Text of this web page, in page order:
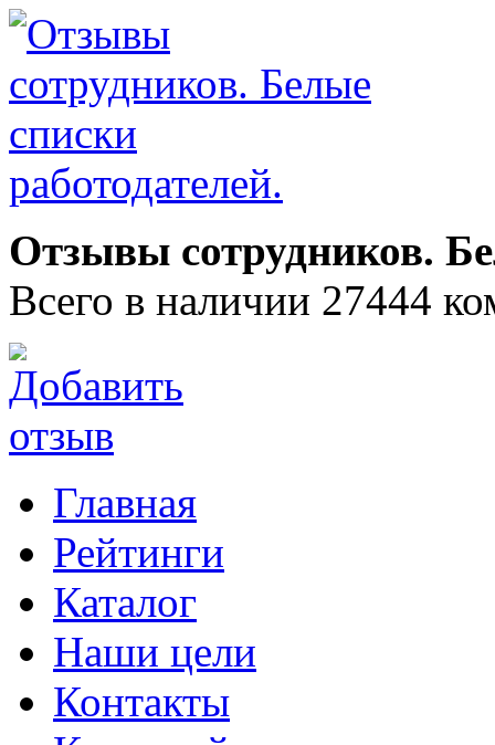
Отзывы сотрудников.
Всего в наличии 27444
Главная
Рейтинги
Каталог
Наши цели
Контакты